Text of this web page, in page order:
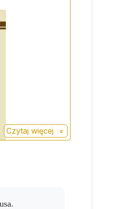
Czytaj więcej